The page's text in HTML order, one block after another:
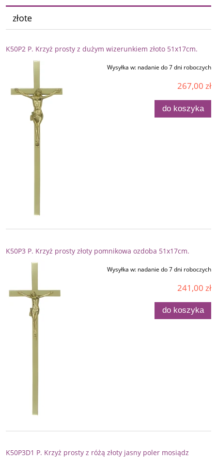
złote
K50P2 P. Krzyż prosty z dużym wizerunkiem złoto 51x17cm.
Wysyłka w: nadanie do 7 dni roboczych
267,00 zł
do koszyka
K50P3 P. Krzyż prosty złoty pomnikowa ozdoba 51x17cm.
Wysyłka w: nadanie do 7 dni roboczych
241,00 zł
do koszyka
K50P3D1 P. Krzyż prosty z różą złoty jasny poler mosiądz